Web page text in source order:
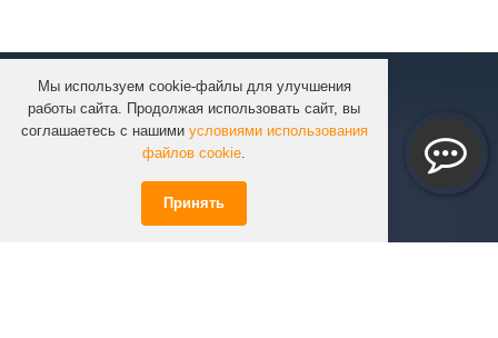
Мы используем cookie-файлы для улучшения
работы сайта. Продолжая использовать сайт, вы
соглашаетесь с нашими условиями использования
файлов cookie.
Принять
КОМПАНИЯ
КАТАЛОГ
УСЛУГИ
ИНФОРМАЦИЯ